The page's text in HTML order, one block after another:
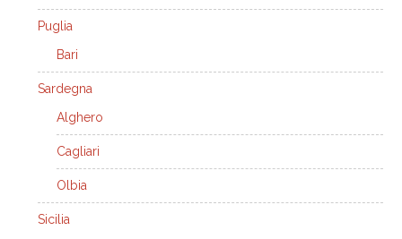
Puglia
Bari
Sardegna
Alghero
Cagliari
Olbia
Sicilia